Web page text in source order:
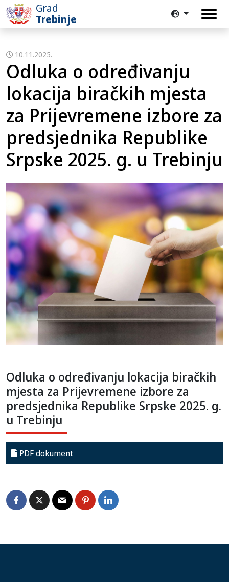
Grad
Trebinje
10.11.2025.
Odluka o određivanju
lokacija biračkih mjesta
za Prijevremene izbore za
predsjednika Republike
Srpske 2025. g. u Trebinju
Odluka o određivanju lokacija biračkih
mjesta za Prijevremene izbore za
predsjednika Republike Srpske 2025. g.
u Trebinju
PDF dokument